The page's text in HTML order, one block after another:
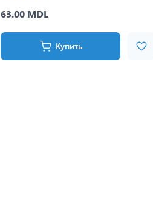
63.00 MDL
Купить